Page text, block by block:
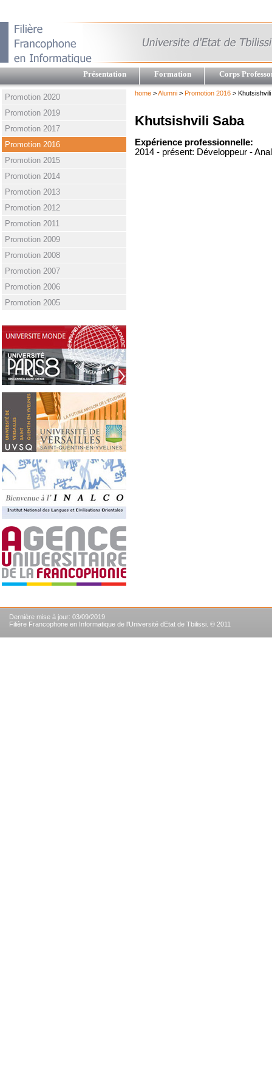
Présentation Formation Corps
Promotion 2020
Promotion 2019
Promotion 2017
Promotion 2016
Promotion 2015
Promotion 2014
Promotion 2013
Promotion 2012
Promotion 2011
Promotion 2009
Promotion 2008
Promotion 2007
Promotion 2006
Promotion 2005
home >Alumni > Promotion 2016 >
Khutsishvili Saba
Expérience professionnelle:
2014 - présent: Développeur -
Dernière mise à jour: 03/09/2019
Filière Francophone en Informatique de l'Université dEtat de Tbilissi. © 2011